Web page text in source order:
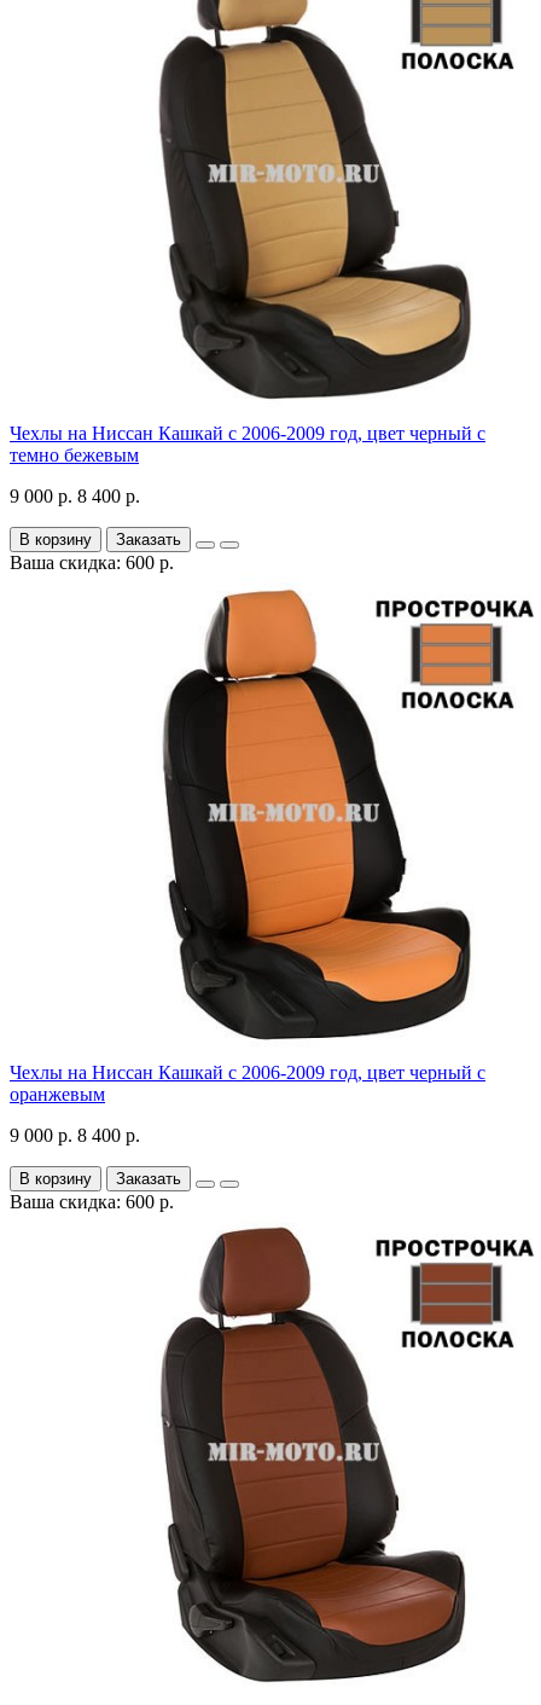
Чехлы на Ниссан Кашкай с 2006-2009 год, цвет черный с
темно бежевым
9 000 р. 8 400 р.
В корзину Заказать
Ваша скидка: 600 р.
Чехлы на Ниссан Кашкай с 2006-2009 год, цвет черный с
оранжевым
9 000 р. 8 400 р.
В корзину Заказать
Ваша скидка: 600 р.